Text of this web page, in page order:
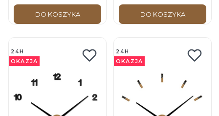
DO KOSZYKA DO KOSZYKA
24H
OKAZJA
24H
OKAZJA